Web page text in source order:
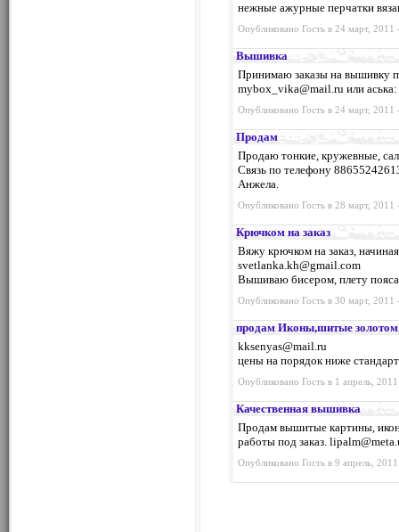
нежные ажурные перчатки
Опубликовано Гость в 24 март,
Вышивка
Принимаю заказы на вышивку
mybox_vika@mail.ru или
Опубликовано Гость в 24 март,
Продам
Продаю тонкие, кружевные,
Связь по телефону
Анжела.
Опубликовано Гость в 28 март,
Крючком на заказ
Вяжу крючком на заказ,
svetlanka.kh@gmail.com
Вышиваю бисером, плету пояса
Опубликовано Гость в 30 март,
продам Иконы,шитые
kksenyas@mail.ru
цены на порядок ниже
Опубликовано Гость в 1 апрель,
Качественная вышивка
Продам вышитые картины,
работы под заказ.
Опубликовано Гость в 9 апрель,